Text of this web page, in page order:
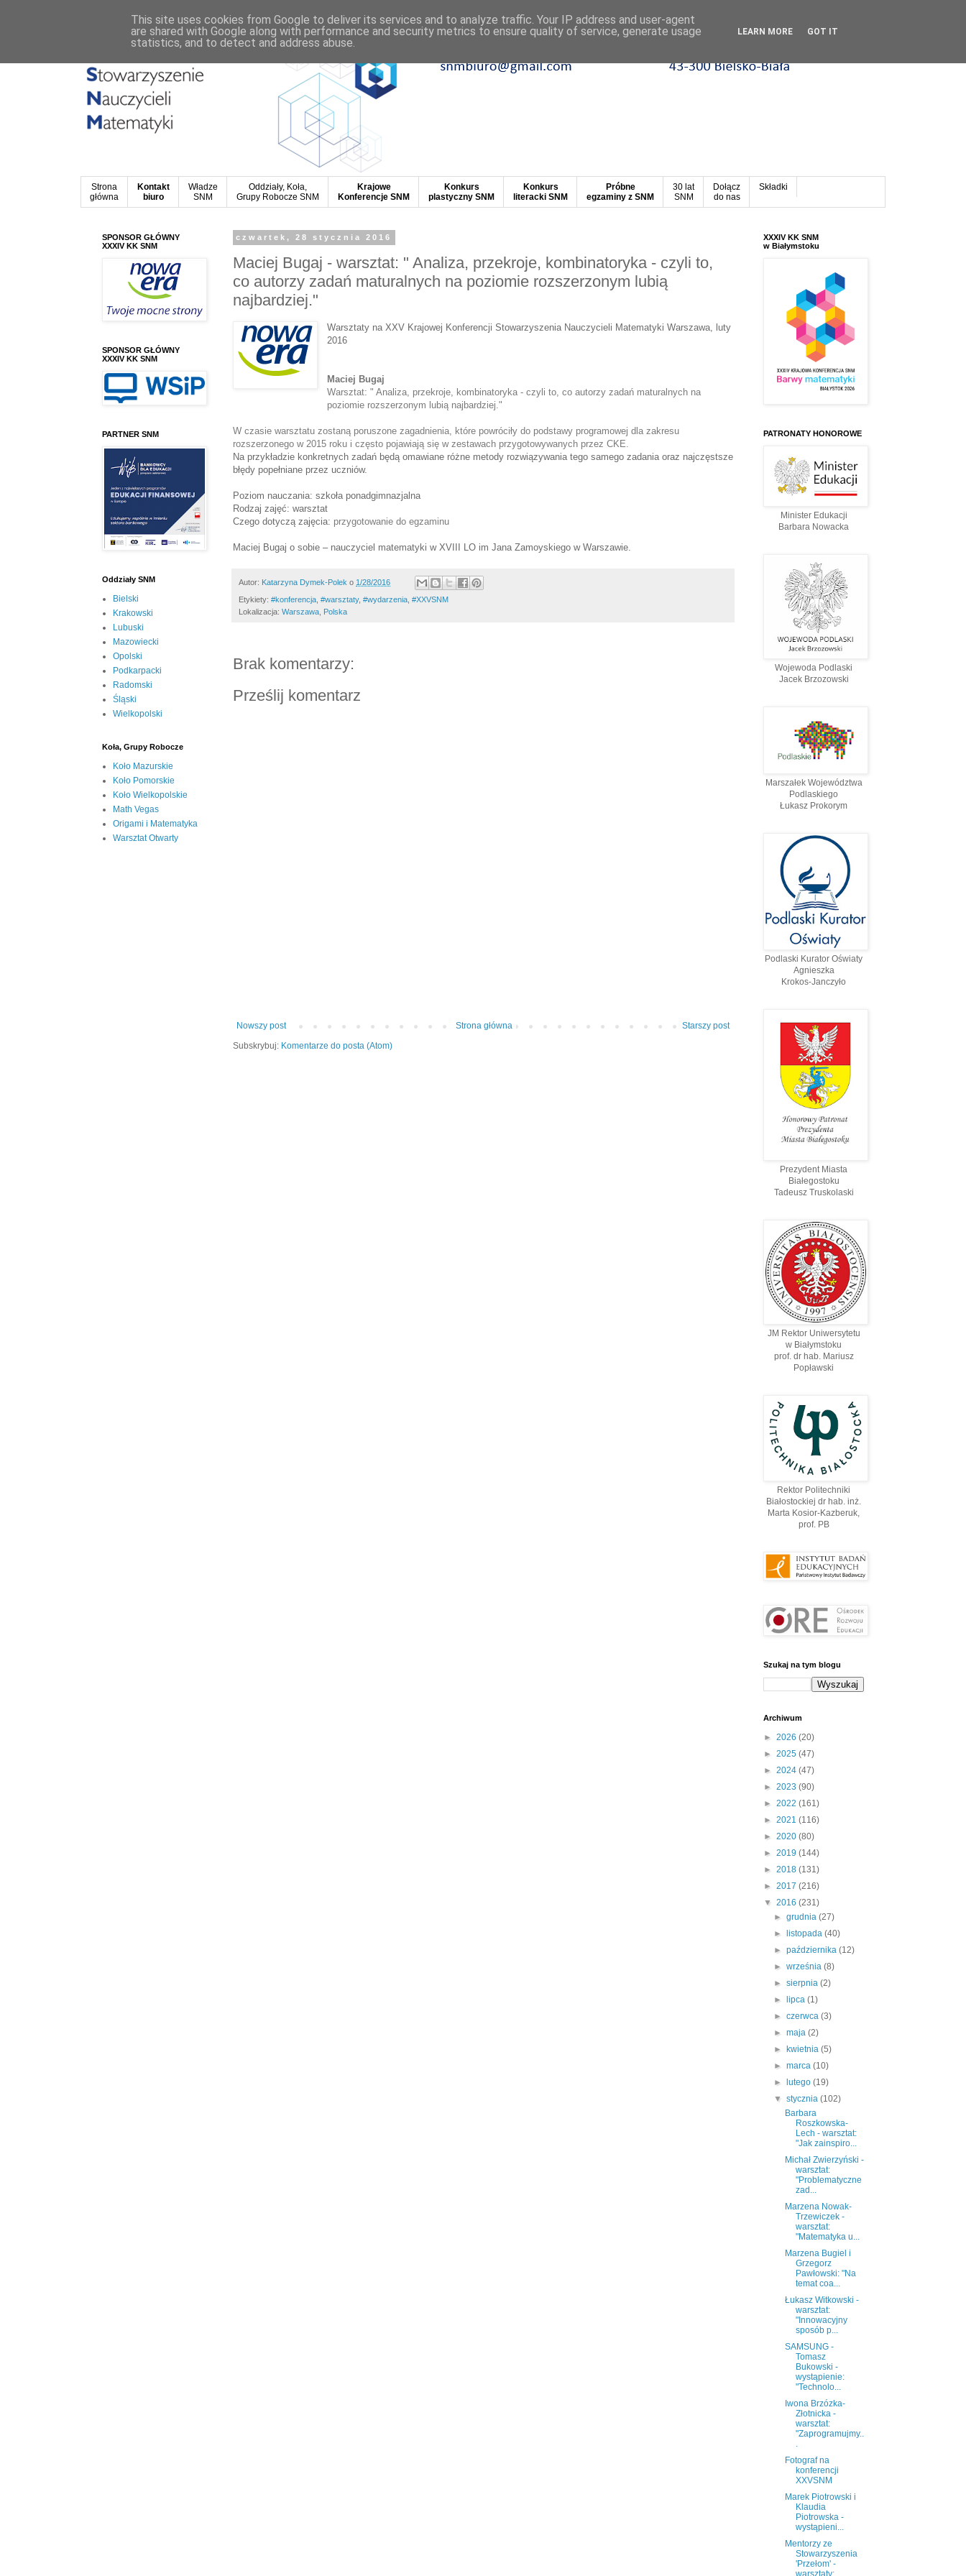
Strona
główna
Kontakt
biuro
Władze
SNM
Oddziały, Koła,
Grupy Robocze SNM
Krajowe
Konferencje SNM
Konkurs
plastyczny SNM
Konkurs
literacki SNM
Próbne
egzaminy z SNM
30 lat
SNM
Dołącz
do nas
Składki
czwartek, 28 stycznia 2016
Maciej Bugaj - warsztat: " Analiza, przekroje, kombinatoryka - czyli to,
co autorzy zadań maturalnych na poziomie rozszerzonym lubią
najbardziej."
Warsztaty na XXV Krajowej Konferencji Stowarzyszenia Nauczycieli Matematyki Warszawa, luty
2016
Maciej Bugaj
Warsztat: " Analiza, przekroje, kombinatoryka - czyli to, co autorzy zadań maturalnych na
poziomie rozszerzonym lubią najbardziej."
W czasie warsztatu zostaną poruszone zagadnienia, które powróciły do podstawy programowej dla zakresu
rozszerzonego w 2015 roku i często pojawiają się w zestawach przygotowywanych przez CKE.
Na przykładzie konkretnych zadań będą omawiane różne metody rozwiązywania tego samego zadania oraz najczęstsze
błędy popełniane przez uczniów.
Poziom nauczania: szkoła ponadgimnazjalna
Rodzaj zajęć: warsztat
Czego dotyczą zajęcia: przygotowanie do egzaminu
Maciej Bugaj o sobie – nauczyciel matematyki w XVIII LO im Jana Zamoyskiego w Warszawie.
Autor: Katarzyna Dymek-Polek o 1/28/2016
Etykiety: #konferencja, #warsztaty, #wydarzenia, #XXVSNM
Lokalizacja: Warszawa, Polska
Brak komentarzy:
Prześlij komentarz
Nowszy post Starszy post
Strona główna
Subskrybuj: Komentarze do posta (Atom)
SPONSOR GŁÓWNY
XXXIV KK SNM
SPONSOR GŁÓWNY
XXXIV KK SNM
PARTNER SNM
Oddziały SNM
Bielski
Krakowski
Lubuski
Mazowiecki
Opolski
Podkarpacki
Radomski
Śląski
Wielkopolski
Koła, Grupy Robocze
Koło Mazurskie
Koło Pomorskie
Koło Wielkopolskie
Math Vegas
Origami i Matematyka
Warsztat Otwarty
XXXIV KK SNM
w Białymstoku
PATRONATY HONOROWE
Minister Edukacji
Barbara Nowacka
Wojewoda Podlaski
Jacek Brzozowski
Marszałek Województwa
Podlaskiego
Łukasz Prokorym
Podlaski Kurator Oświaty
Agnieszka
Krokos-Janczyło
Prezydent Miasta
Białegostoku
Tadeusz Truskolaski
JM Rektor Uniwersytetu
w Białymstoku
prof. dr hab. Mariusz
Popławski
Rektor Politechniki
Białostockiej dr hab. inż.
Marta Kosior-Kazberuk,
prof. PВ
Szukaj na tym blogu
Archiwum
► 2026 (20)
► 2025 (47)
► 2024 (47)
► 2023 (90)
► 2022 (161)
► 2021 (116)
► 2020 (80)
► 2019 (144)
► 2018 (131)
► 2017 (216)
▼ 2016 (231)
►grudnia(27)
►
listopada(40)
►października(12)
►września(8)
►sierpnia(2)
►
lipca(1)
►czerwca(3)
►maja(2)
►
kwietnia(5)
►marca(10)
►
lutego(19)
▼stycznia(102)
Barbara
Roszkowska-
Lech - warsztat:
"Jak zainspiro...
Michał Zwierzyński -
warsztat:
"Problematyczne
zad...
Marzena Nowak-
Trzewiczek -
warsztat:
"Matematyka u...
Marzena Bugiel i
Grzegorz
Pawłowski: "Na
temat coa...
Łukasz Witkowski -
warsztat:
"Innowacyjny
sposób p...
SAMSUNG -
Tomasz
Bukowski -
wystąpienie:
"Technolo...
Iwona Brzózka-
Złotnicka -
warsztat:
"Zaprogramujmy..
.
Fotograf na
konferencji
XXVSNM
Marek Piotrowski i
Klaudia
Piotrowska -
wystąpieni...
Mentorzy ze
Stowarzyszenia
'Przełom' -
This site uses cookies from Google to deliver its services and to analyze traffic. Your IP address and user-agent
are shared with Google along with performance and security metrics to ensure quality of service, generate usage
statistics, and to detect and address abuse.
LEARN MORE GOT IT